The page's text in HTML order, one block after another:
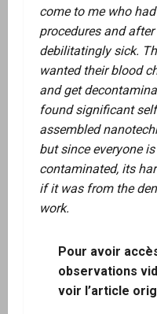
come to me who
procedures and
debilitatingly sick.
wanted their blood
and get
found significant self
assembled
but since everyone is
contaminated, its
if it was from the
work.
Pour avoir
observations
voir l’article